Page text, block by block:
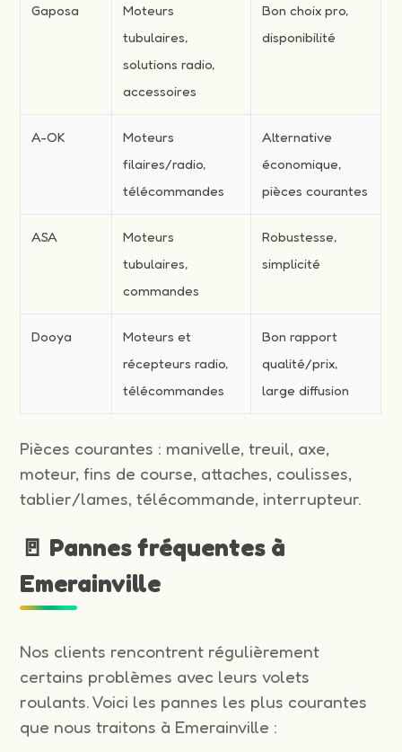
Gaposa
Moteurs
tubulaires,
solutions radio,
accessoires
Bon choix pro,
disponibilité
A-OK
Moteurs
filaires/radio,
télécommandes
Alternative
économique,
pièces courantes
ASA
Moteurs
tubulaires,
commandes
Robustesse,
simplicité
Dooya
Moteurs et
récepteurs radio,
télécommandes
Bon rapport
qualité/prix,
large diffusion
Pièces courantes : manivelle, treuil, axe,
moteur, fins de course, attaches, coulisses,
tablier/lames, télécommande, interrupteur.
🚪 Pannes fréquentes à
Emerainville
Nos clients rencontrent régulièrement
certains problèmes avec leurs volets
roulants. Voici les pannes les plus courantes
que nous traitons à Emerainville :